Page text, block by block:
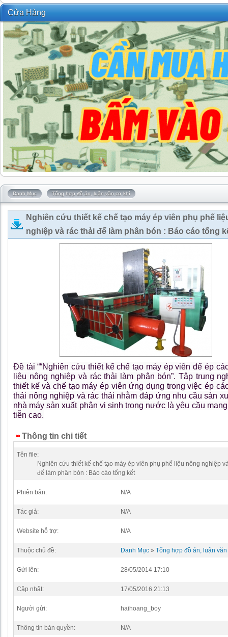
Cửa Hàng
Danh Mục Tổng hợp đồ án, luận văn cơ khí
Nghiên cứu thiết kế chế tạo máy ép viên phụ phế
nghiệp và rác thải để làm phân bón : Báo cáo tổng
Đề tài ““Nghiên cứu thiết kế chế tạo máy ép viên để ép
liệu nông nghiệp và rác thải làm phân bón”. Tập trung
thiết kế và chế tạo máy ép viên ứng dụng trong việc ép
thải nông nghiệp và rác thải nhằm đáp ứng nhu cầu sản
nhà máy sản xuất phân vi sinh trong nước là yêu cầu
tiễn cao.
Thông tin chi tiết
Tên file:
Nghiên cứu thiết kế chế tạo máy ép viên phụ phế liệu nông nghiệp
để làm phân bón : Báo cáo tổng kết
Phiên bản: N/A
Tác giả: N/A
Website hỗ trợ: N/A
Thuộc chủ đề: Danh Mục» Tổng hợp đồ án, luận
Gửi lên: 28/05/2014 17:10
Cập nhật: 17/05/2016 21:13
Người gửi: haihoang_boy
Thông tin bản quyền: N/A